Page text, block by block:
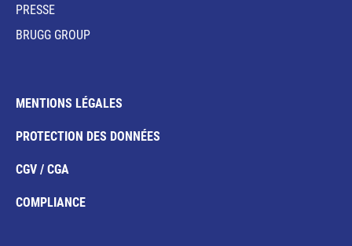
PRESSE
BRUGG GROUP
MENTIONS LÉGALES
PROTECTION DES DONNÉES
CGV / CGA
COMPLIANCE